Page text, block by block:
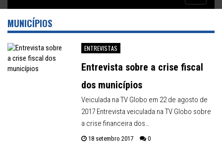
MUNICÍPIOS
ENTREVISTAS
Entrevista sobre a crise fiscal
dos municípios
Veiculada na TV Globo em 22 de agosto de
2017 Entrevista veiculada na TV Globo sobre
a crise financeira dos…
18 setembro 2017 0